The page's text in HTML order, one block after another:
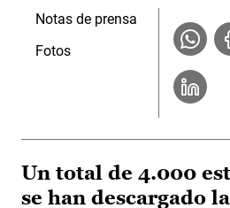
Notas de prensa
Fotos
Un total de 4.000
se han descargado